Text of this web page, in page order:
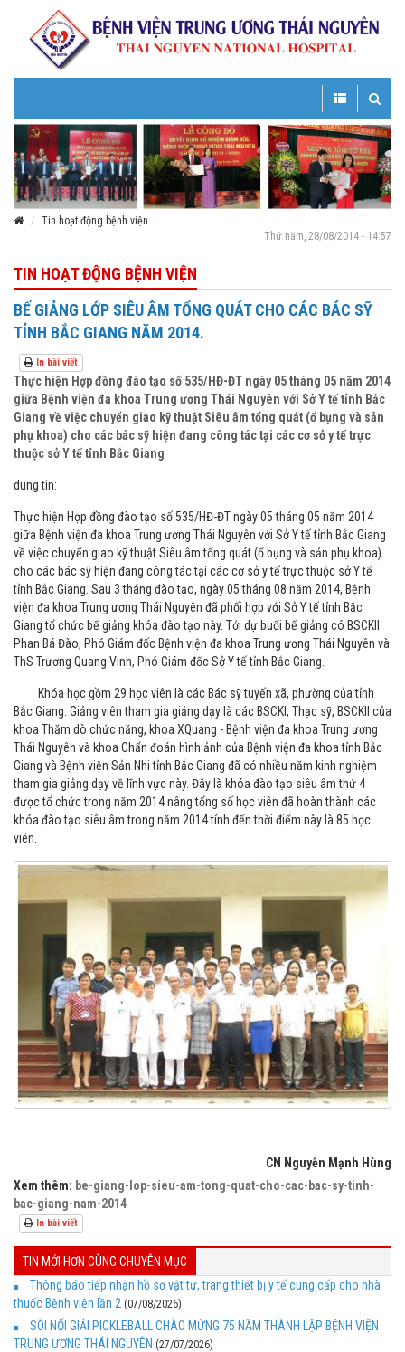
Toggle
Toggle
navigation
Tin hoạt động bệnh viện
Thứ năm, 28/08/2014 - 14:57
TIN HOẠT ĐỘNG BỆNH VIỆN
BẾ GIẢNG LỚP SIÊU ÂM TỔNG QUÁT CHO CÁC BÁC SỸ
TỈNH BẮC GIANG NĂM 2014.
In bài viết
Thực hiện Hợp đồng đào tạo số 535/HĐ-ĐT ngày 05 tháng 05 năm 2014
giữa Bệnh viện đa khoa Trung ương Thái Nguyên với Sở Y tế tỉnh Bắc
Giang về việc chuyển giao kỹ thuật Siêu âm tổng quát (ổ bụng và sản
phụ khoa) cho các bác sỹ hiện đang công tác tại các cơ sở y tế trực
thuộc sở Y tế tỉnh Bắc Giang
dung tin:
Thực hiện Hợp đồng đào tạo số 535/HĐ-ĐT ngày 05 tháng 05 năm 2014
giữa Bệnh viện đa khoa Trung ương Thái Nguyên với Sở Y tế tỉnh Bắc Giang
về việc chuyển giao kỹ thuật Siêu âm tổng quát (ổ bụng và sản phụ khoa)
cho các bác sỹ hiện đang công tác tại các cơ sở y tế trực thuộc sở Y tế
tỉnh Bắc Giang. Sau 3 tháng đào tạo, ngày 05 tháng 08 năm 2014, Bệnh
viện đa khoa Trung ương Thái Nguyên đã phối hợp với Sở Y tế tỉnh Bắc
Giang tổ chức bế giảng khóa đào tạo này. Tới dự buổi bế giảng có BSCKII.
Phan Bá Đào, Phó Giám đốc Bệnh viện đa khoa Trung ương Thái Nguyên và
ThS Trương Quang Vinh, Phó Giám đốc Sở Y tế tỉnh Bắc Giang.
Khóa học gồm 29 học viên là các Bác sỹ tuyến xã, phường của tỉnh
Bắc Giang. Giảng viên tham gia giảng dạy là các BSCKI, Thạc sỹ, BSCKII của
khoa Thăm dò chức năng, khoa XQuang - Bệnh viện đa khoa Trung ương
Thái Nguyên và khoa Chẩn đoán hình ảnh của Bệnh viện đa khoa tỉnh Bắc
Giang và Bệnh viện Sản Nhi tỉnh Bắc Giang đã có nhiều năm kinh nghiệm
tham gia giảng dạy về lĩnh vực này. Đây là khóa đào tạo siêu âm thứ 4
được tổ chức trong năm 2014 nâng tổng số học viên đã hoàn thành các
khóa đào tạo siêu âm trong năm 2014 tính đến thời điểm này là 85 học
viên.
CN Nguyễn Mạnh Hùng
Xem thêm: be-giang-lop-sieu-am-tong-quat-cho-cac-bac-sy-tinh-
bac-giang-nam-2014
In bài viết
TIN MỚI HƠN CÙNG CHUYÊN MỤC
Thông báo tiếp nhận hồ sơ vật tư, trang thiết bị y tế cung cấp cho nhà
thuốc Bệnh viện lần 2 (07/08/2026)
SÔI NỔI GIẢI PICKLEBALL CHÀO MỪNG 75 NĂM THÀNH LẬP BỆNH VIỆN
TRUNG ƯƠNG THÁI NGUYÊN (27/07/2026)